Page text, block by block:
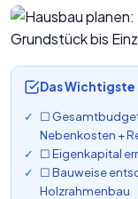
Das
☐
Nebenkosten +
☐ Eigenkapital
☐ Bauweise
Holzrahmenbau